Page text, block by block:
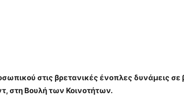
στις βρετανικές ένοπλες δυνάμεις σε
στη Βουλή των Κοινοτήτων.